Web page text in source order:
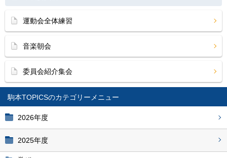
駒本TOPICS
2026年度
2025年度
運動会全体練習
音楽朝会
委員会紹介集会